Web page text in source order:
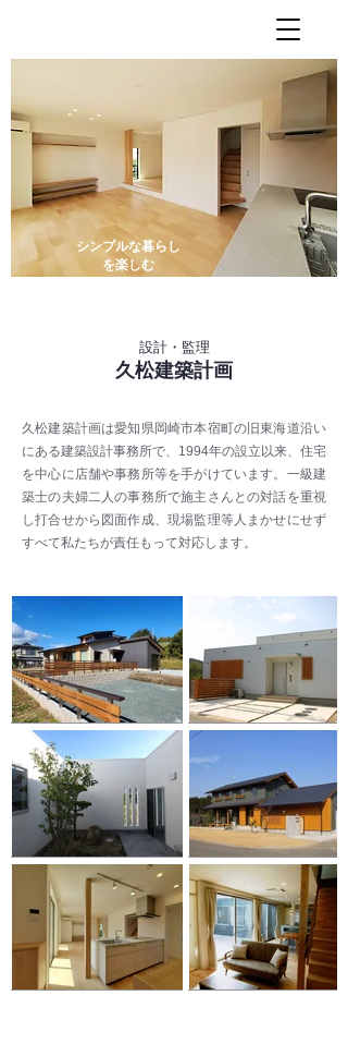
シンプルな暮らし
を楽しむ
設計・監理
久松建築計画
久松建築計画は愛知県岡崎市本宿町の旧東海道沿い
にある建築設計事務所で、1994年の設立以来、住宅
を中心に店舗や事務所等を手がけています。一級建
築士の夫婦二人の事務所で施主さんとの対話を重視
し打合せから図面作成、現場監理等人まかせにせず
すべて私たちが責任もって対応します。